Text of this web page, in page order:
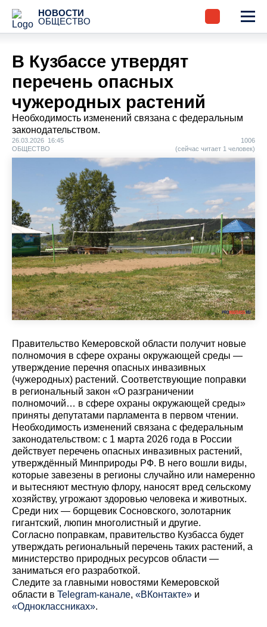
НОВОСТИ
ОБЩЕСТВО
В Кузбассе утвердят
перечень опасных
чужеродных растений
Необходимость изменений связана с федеральным
законодательством.
26.03.2026 16:45
ОБЩЕСТВО
1006
(сейчас читает 1 человек)
Правительство Кемеровской области получит новые
полномочия в сфере охраны окружающей среды —
утверждение перечня опасных инвазивных
(чужеродных) растений. Соответствующие поправки
в региональный закон «О разграничении
полномочий… в сфере охраны окружающей среды»
приняты депутатами парламента в первом чтении.
Необходимость изменений связана с федеральным
законодательством: с 1 марта 2026 года в России
действует перечень опасных инвазивных растений,
утверждённый Минприроды РФ. В него вошли виды,
которые завезены в регионы случайно или намеренно
и вытесняют местную флору, наносят вред сельскому
хозяйству, угрожают здоровью человека и животных.
Среди них — борщевик Сосновского, золотарник
гигантский, люпин многолистный и другие.
Согласно поправкам, правительство Кузбасса будет
утверждать региональный перечень таких растений, а
министерство природных ресурсов области —
заниматься его разработкой.
Cледите за главными новостями Кемеровской
области в Telegram-канале, «ВКонтакте» и
«Одноклассниках».